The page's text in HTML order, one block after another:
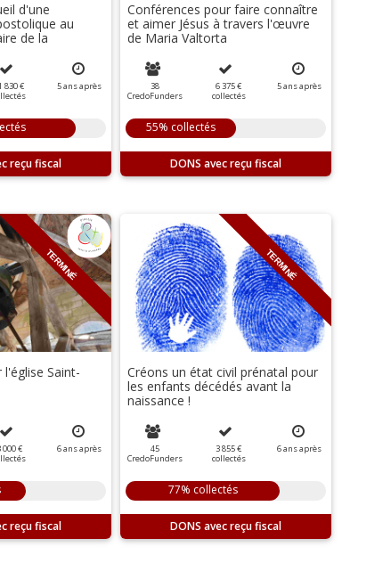
d'une
au
de la
830 €
5ansaprès
Conférences pour faire connaître
et aimer Jésus à travers l'œuvre
de Maria Valtorta
38
CredoFunders
6 375 €
collectés
5ansaprès
55% collectés
DONS
TERMINÉ
Saint-
000 €
6ansaprès
TERMINÉ
Créons un état civil prénatal pour
les enfants décédés avant la
naissance !
45
CredoFunders
3 855 €
collectés
6ansaprès
77% collectés
DONS